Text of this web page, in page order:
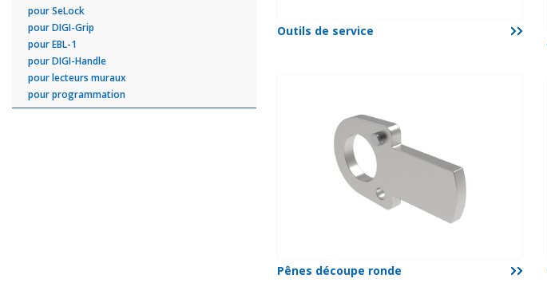
pour SeLock
pour DIGI-Grip
pour EBL-1
pour DIGI-Handle
pour lecteurs muraux
pour programmation
Outils de service
Pênes découpe ronde